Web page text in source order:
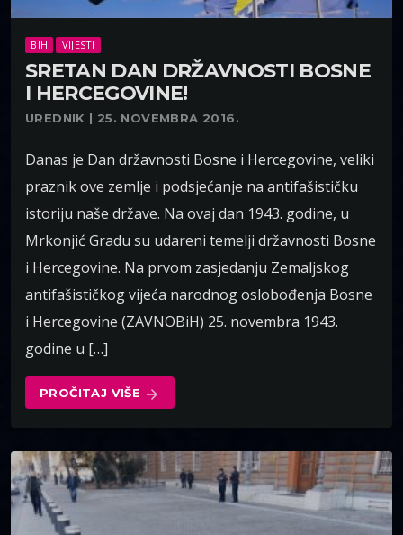
BIH VIJESTI
SRETAN DAN DRŽAVNOSTI BOSNE
I HERCEGOVINE!
UREDNIK | 25. NOVEMBRA 2016.
Danas je Dan državnosti Bosne i Hercegovine, veliki
praznik ove zemlje i podsjećanje na antifašističku
istoriju naše države. Na ovaj dan 1943. godine, u
Mrkonjić Gradu su udareni temelji državnosti Bosne
i Hercegovine. Na prvom zasjedanju Zemaljskog
antifašističkog vijeća narodnog oslobođenja Bosne
i Hercegovine (ZAVNOBiH) 25. novembra 1943.
godine u […]
PROČITAJ VIŠE arrow_forward